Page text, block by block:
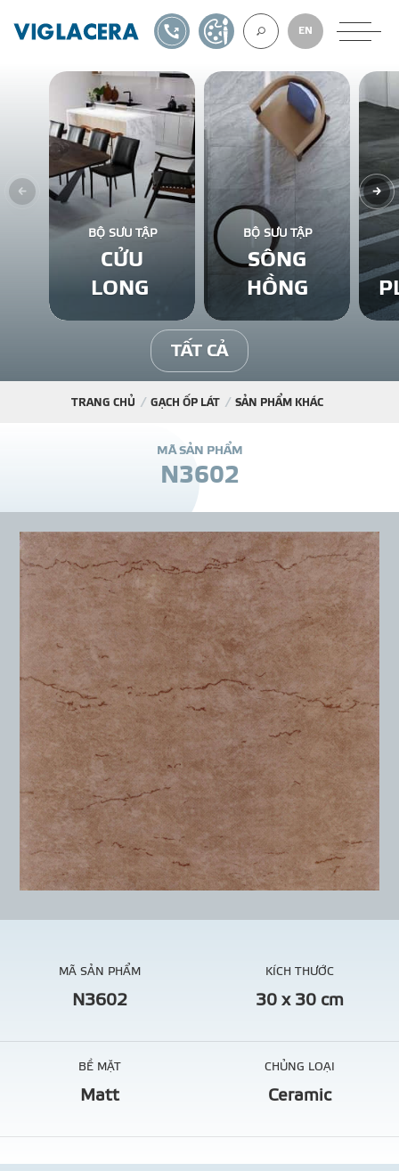
VỀ CHÚNG
GẠCH ỐP LÁT
BÊ TÔNG KHÍ
NGÓI LỢP
THƯ
TIN SỰ KIỆN
TIN CHUYÊN MÔN
LIÊN HỆ - TƯ
EN
1900561582TỰ THIẾT KẾ
BỘ SƯU TẬP
CỬU
LONG
BỘ SƯU TẬP
SÔNG
HỒNG
TẤT CẢ
TRANG CHỦ GẠCH ỐP LÁT SẢN PHẨM KHÁC
MÃ SẢN PHẨM
N3602
MÃ SẢN PHẨM
N3602
KÍCH THƯỚC
30 x 30 cm
BỀ MẶT
Matt
CHỦNG LOẠI
Ceramic